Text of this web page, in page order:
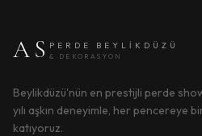
AS PERDE BEYLIKDÜZÜ
& DEKORASYON
Beylikdüzü'nün en prestijli perde
yılı aşkın deneyimle, her pencereye
katıyoruz.